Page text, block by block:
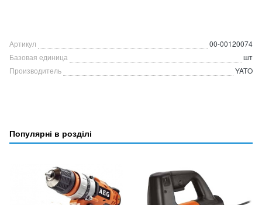
Артикул
00-00120074
Базовая единица
шт
Производитель
YATO
Популярні в розділі